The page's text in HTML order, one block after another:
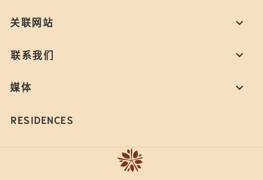
关联网站
联系我们
媒体
RESIDENCES